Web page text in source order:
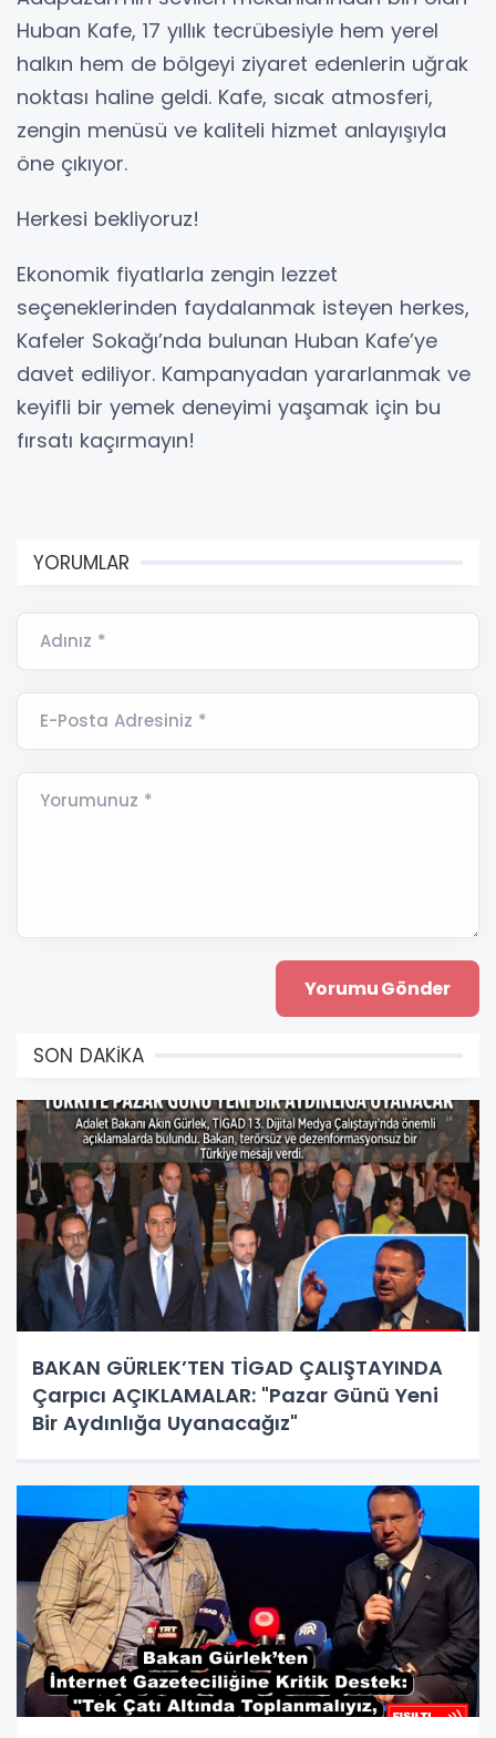
Huban Kafe, 17 yıllık tecrübesiyle hem yerel
halkın hem de bölgeyi ziyaret edenlerin uğrak
noktası haline geldi. Kafe, sıcak atmosferi,
zengin menüsü ve kaliteli hizmet anlayışıyla
öne çıkıyor.
Herkesi bekliyoruz!
Ekonomik fiyatlarla zengin lezzet
seçeneklerinden faydalanmak isteyen herkes,
Kafeler Sokağı’nda bulunan Huban Kafe’ye
davet ediliyor. Kampanyadan yararlanmak ve
keyifli bir yemek deneyimi yaşamak için bu
fırsatı kaçırmayın!
YORUMLAR
Adınız *
E-Posta Adresiniz *
Yorumunuz *
SON DAKİKA
BAKAN GÜRLEK’TEN TİGAD ÇALIŞTAYINDA
Çarpıcı AÇIKLAMALAR: "Pazar Günü Yeni
Bir Aydınlığa Uyanacağız"